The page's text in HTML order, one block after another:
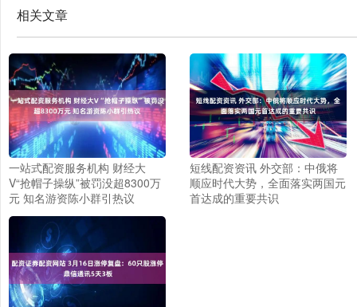
相关文章
一站式配资服务机构 财经大
V“抢帽子操纵”被罚没超8300万
元 知名游资陈小群引热议
短线配资资讯 外交部：中俄将
顺应时代大势，全面落实两国元
首达成的重要共识